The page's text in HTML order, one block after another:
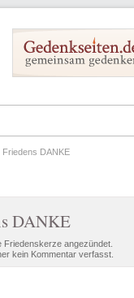
Friedens DANKE
DANKE
angezündet.
kein Kommentar verfasst.